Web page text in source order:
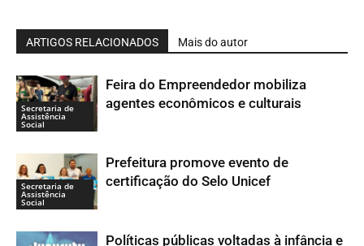
ARTIGOS RELACIONADOS Mais do autor
Secretaria de
Assistência
Social
Feira do Empreendedor mobiliza
agentes econômicos e culturais
Secretaria de
Assistência
Social
Prefeitura promove evento de
certificação do Selo Unicef
Políticas públicas voltadas à infância e